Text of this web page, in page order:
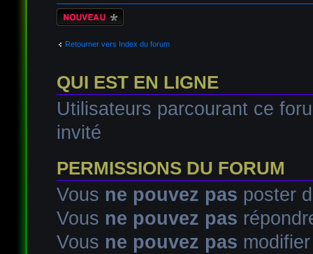
Écrire un nouveau
sujet
Retourner vers Index du forum
QUI EST EN LIGNE
Utilisateurs parcourant ce
invité
PERMISSIONS DU FORUM
Vous ne pouvez pas poster
Vous ne pouvez pas
Vous ne pouvez pas